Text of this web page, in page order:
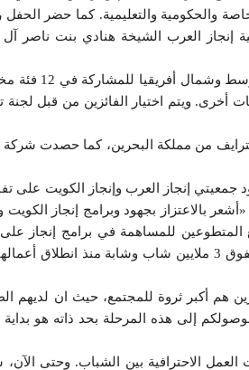
والشركات الخاصة والحكومية والتعليمية. كما حضر
العرب الشيخة هنادي بنت ناصر آل
وشهدت المسابقة تنافس أكثر من 80 طالباً يمثلون 11 دولة من كل
شركة طلابية لعام 2018» بالإضافة إلى فئات أخرى. ويتم اختيار الفائزين من قبل
عمان وشركة كونترايف من مملكة البحرين، كما حصدت
إنجاز العرب وإنجاز الكويت على
بالاعتزاز بجهود وبرامج إنجاز الكويت
المتطوعين للمساهمة في برامج إنجاز على
العام الماضي. على مستوى المنطقة، تمكنت «إنجاز العرب» من تثقيف وتمكين ما يفوق 3 ملايين شاب وشابة منذ
هم أكبر ثروة للمجتمع، حيث ان لديهم
فوصولكم إلى هذه المرحلة بحد ذاته هو
الاحترافية بين الشباب. وحتى